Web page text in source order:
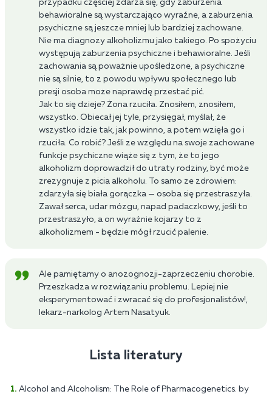
przypadku częściej zdarza się, gdy zaburzenia
behawioralne są wystarczająco wyraźne, a zaburzenia
psychiczne są jeszcze mniej lub bardziej zachowane.
Nie ma diagnozy alkoholizmu jako takiego. Po spożyciu
występują zaburzenia psychiczne i behawioralne. Jeśli
zachowania są poważnie upośledzone, a psychiczne
nie są silnie, to z powodu wpływu społecznego lub
presji osoba może naprawdę przestać pić.
Jak to się dzieje? Żona rzuciła. Znosiłem, znosiłem,
wszystko. Obiecał jej tyle, przysięgał, myślał, że
wszystko idzie tak, jak powinno, a potem wzięła go i
rzuciła. Co robić? Jeśli ze względu na swoje zachowane
funkcje psychiczne wiąże się z tym, że to jego
alkoholizm doprowadził do utraty rodziny, być może
zrezygnuje z picia alkoholu. To samo ze zdrowiem:
zdarzyła się biała gorączka — osoba się przestraszyła.
Zawał serca, udar mózgu, napad padaczkowy, jeśli to
przestraszyło, a on wyraźnie kojarzy to z
alkoholizmem - będzie mógł rzucić palenie.
Ale pamiętamy o anozognozji-zaprzeczeniu chorobie.
Przeszkadza w rozwiązaniu problemu. Lepiej nie
eksperymentować i zwracać się do profesjonalistów!,
lekarz-narkolog Artem Nasatyuk.
Lista literatury
Alcohol and Alcoholism: The Role of Pharmacogenetics. by